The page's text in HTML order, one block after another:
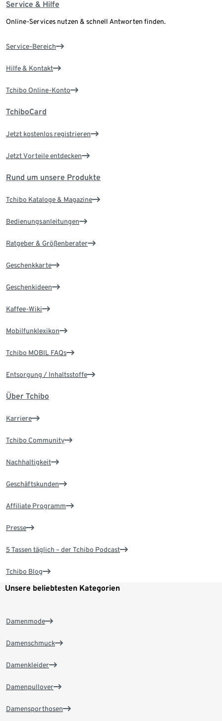
Service & Hilfe
Online-Services nutzen & schnell Antworten finden.
Service-Bereich
Hilfe & Kontakt
Tchibo Online-Konto
TchiboCard
Jetzt kostenlos registrieren
Jetzt Vorteile entdecken
Rund um unsere Produkte
Tchibo Kataloge & Magazine
Bedienungsanleitungen
Ratgeber & Größenberater
Geschenkkarte
Geschenkideen
Kaffee-Wiki
Mobilfunklexikon
Tchibo MOBIL FAQs
Entsorgung / Inhaltsstoffe
Über Tchibo
Karriere
Tchibo Community
Nachhaltigkeit
Geschäftskunden
Affiliate Programm
Presse
5 Tassen täglich – der Tchibo Podcast
Tchibo Blog
Unsere beliebtesten Kategorien
Damenmode
Damenschmuck
Damenkleider
Damenpullover
Damensporthosen